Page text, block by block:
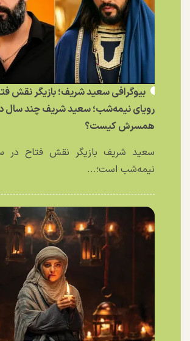
بیوگرافی سعید شریف؛ بازیگر نقش
رویای نیمه‌شب؛ سعید شریف چند سال
همسرش کیست؟
سعید شریف بازیگر نقش فتاح در
نیمه‌شب است؛...